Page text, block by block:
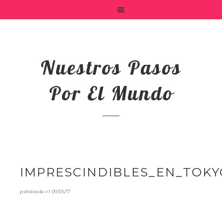
Nuestros Pasos
Por El Mundo
publicada el 09/05/17